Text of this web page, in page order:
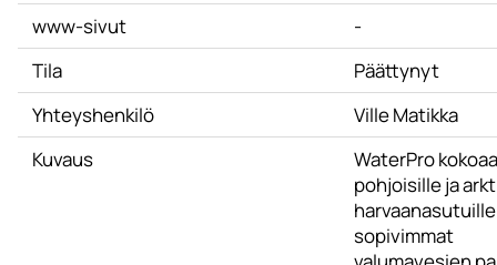
www-sivut
-
Tila
Päättynyt
Yhteyshenkilö
Ville Matikka
Kuvaus
WaterPro kokoaa
pohjoisille ja
sopivimmat